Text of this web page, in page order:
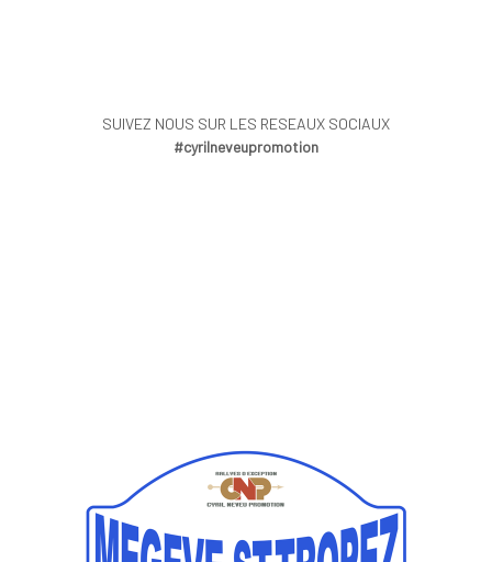
SUIVEZ NOUS SUR LES RESEAUX SOCIAUX
#cyrilneveupromotion